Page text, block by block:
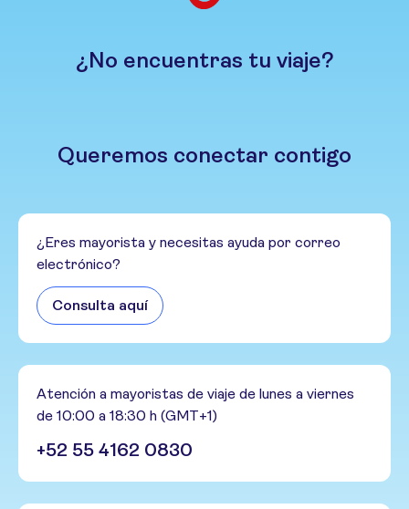
¿No encuentras tu viaje?
Queremos conectar contigo
¿Eres mayorista y necesitas ayuda por correo
electrónico?
Consulta aquí
Atención a mayoristas de viaje de lunes a viernes
de 10:00 a 18:30 h (GMT+1)
+52 55 4162 0830